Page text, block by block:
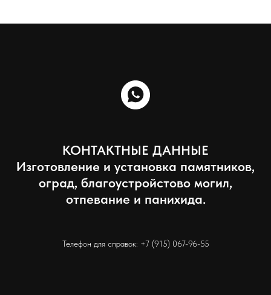
КОНТАКТНЫЕ ДАННЫЕ
Изготовление и установка памятников,
оград, благоустройстово могил,
отпевание и панихида.
Телефон для справок: +7 (915) 067-96-55